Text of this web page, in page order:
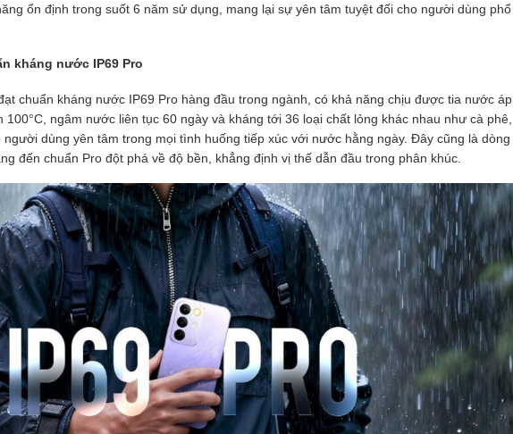
ổn định trong suốt 6 năm sử dụng, mang lại sự yên tâm tuyệt đối cho người dùng phổ
kháng nước IP69 Pro
chuẩn kháng nước IP69 Pro hàng đầu trong ngành, có khả năng chịu được tia nước áp
ngâm nước liên tục 60 ngày và kháng tới 36 loại chất lỏng khác nhau như cà phê,
dùng yên tâm trong mọi tình huống tiếp xúc với nước hằng ngày. Đây cũng là dòng
đến chuẩn Pro đột phá về độ bền, khẳng định vị thế dẫn đầu trong phân khúc.